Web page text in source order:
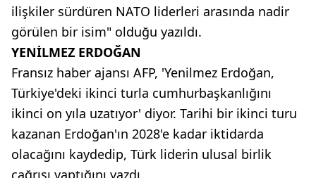
ilişkiler sürdüren NATO liderleri arasında nadir
görülen bir isim" olduğu yazıldı.
YENİLMEZ ERDOĞAN
Fransız haber ajansı AFP, 'Yenilmez Erdoğan,
Türkiye'deki ikinci turla cumhurbaşkanlığını
ikinci on yıla uzatıyor' diyor. Tarihi bir ikinci turu
kazanan Erdoğan'ın 2028'e kadar iktidarda
olacağını kaydedip, Türk liderin ulusal birlik
çağrısı yaptığını yazdı.